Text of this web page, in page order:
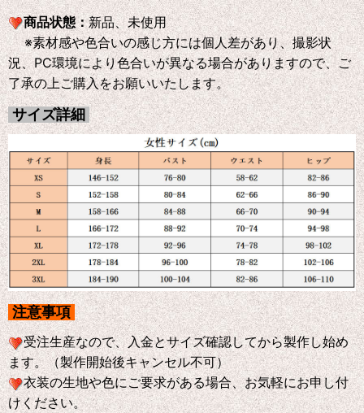
商品状態：新品、未使用
※素材感や色合いの感じ方には個人差があり、撮影状
況、PC環境により色合いが異なる場合がありますので、ご
了承の上ご購入をお願いいたします。
サイズ詳細
注意事項
受注生産なので、入金とサイズ確認してから製作し始め
ます。（製作開始後キャンセル不可）
衣装の生地や色にご要求がある場合、お気軽にお申し付
けください。